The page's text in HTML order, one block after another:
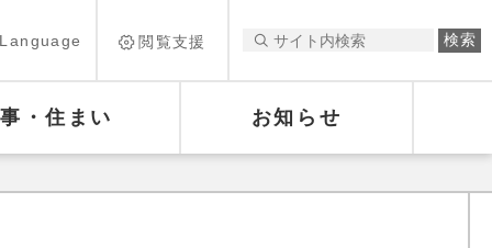
Language 閲覧支援
・住まい お知らせ